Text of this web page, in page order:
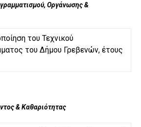
Οργάνωσης &
του Τεχνικού
του Δήμου Γρεβενών, έτους
& Καθαριότητας